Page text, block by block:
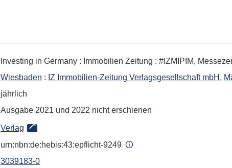
Investing in Germany : Immobilien Zeitung : #IZMIPIM,
Wiesbaden : IZ Immobilien-Zeitung Verlagsgesellschaft mbH ,
jährlich
Ausgabe 2021 und 2022 nicht erschienen
Verlag
urn:nbn:de:hebis:43:epflicht-9249
3039183-0